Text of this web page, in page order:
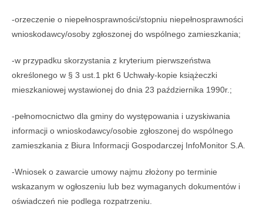
-orzeczenie o niepełnosprawności/stopniu niepełnosprawności
wnioskodawcy/osoby zgłoszonej do wspólnego zamieszkania;
-w przypadku skorzystania z kryterium pierwszeństwa
określonego w § 3 ust.1 pkt 6 Uchwały-kopie książeczki
mieszkaniowej wystawionej do dnia 23 października 1990r.;
-pełnomocnictwo dla gminy do występowania i uzyskiwania
informacji o wnioskodawcy/osobie zgłoszonej do wspólnego
zamieszkania z Biura Informacji Gospodarczej InfoMonitor S.A.
-Wniosek o zawarcie umowy najmu złożony po terminie
wskazanym w ogłoszeniu lub bez wymaganych dokumentów i
oświadczeń nie podlega rozpatrzeniu.